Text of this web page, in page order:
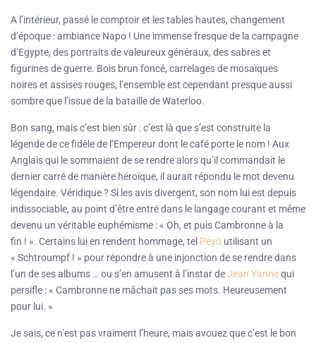
A l’intérieur, passé le comptoir et les tables hautes, changement
d’époque : ambiance Napo ! Une immense fresque de la campagne
d’Egypte, des portraits de valeureux généraux, des sabres et
figurines de guerre. Bois brun foncé, carrelages de mosaïques
noires et assises rouges, l’ensemble est cependant presque aussi
sombre que l’issue de la bataille de Waterloo.
Bon sang, mais c’est bien sûr : c’est là que s’est construite la
légende de ce fidèle de l’Empereur dont le café porte le nom ! Aux
Anglais qui le sommaient de se rendre alors qu’il commandait le
dernier carré de manière héroïque, il aurait répondu le mot devenu
légendaire. Véridique ? Si les avis divergent, son nom lui est depuis
indissociable, au point d’être entré dans le langage courant et même
devenu un véritable euphémisme : « Oh, et puis Cambronne à la
fin ! ». Certains lui en rendent hommage, tel Peyo utilisant un
« Schtroumpf ! » pour répondre à une injonction de se rendre dans
l’un de ses albums … ou s’en amusent à l’instar deJean Yannequi
persifle : « Cambronne ne mâchait pas ses mots. Heureusement
pour lui. »
Je sais, ce n’est pas vraiment l’heure, mais avouez que c’est le bon